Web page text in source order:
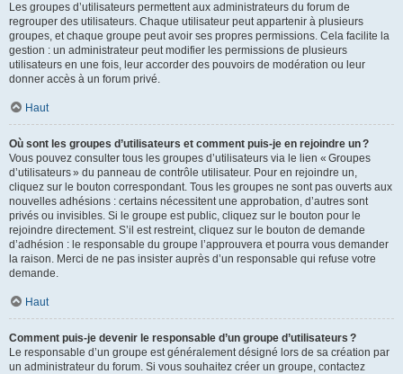
Les groupes d’utilisateurs permettent aux administrateurs du forum de
regrouper des utilisateurs. Chaque utilisateur peut appartenir à plusieurs
groupes, et chaque groupe peut avoir ses propres permissions. Cela facilite la
gestion : un administrateur peut modifier les permissions de plusieurs
utilisateurs en une fois, leur accorder des pouvoirs de modération ou leur
donner accès à un forum privé.
Haut
Où sont les groupes d’utilisateurs et comment puis-je en rejoindre un ?
Vous pouvez consulter tous les groupes d’utilisateurs via le lien « Groupes
d’utilisateurs » du panneau de contrôle utilisateur. Pour en rejoindre un,
cliquez sur le bouton correspondant. Tous les groupes ne sont pas ouverts aux
nouvelles adhésions : certains nécessitent une approbation, d’autres sont
privés ou invisibles. Si le groupe est public, cliquez sur le bouton pour le
rejoindre directement. S’il est restreint, cliquez sur le bouton de demande
d’adhésion : le responsable du groupe l’approuvera et pourra vous demander
la raison. Merci de ne pas insister auprès d’un responsable qui refuse votre
demande.
Haut
Comment puis-je devenir le responsable d’un groupe d’utilisateurs ?
Le responsable d’un groupe est généralement désigné lors de sa création par
un administrateur du forum. Si vous souhaitez créer un groupe, contactez